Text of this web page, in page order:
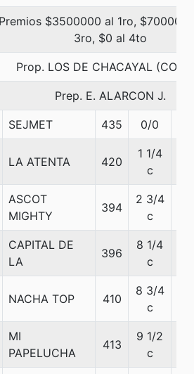
$3500000 al 1ro,
3ro, $0 al 4to
Prop. LOS DE CHACAYAL
Prep. E. ALARCON J.
SEJMET 435 0/0
LA ATENTA 420
1 1/4
c
ASCOT
MIGHTY
394
2 3/4
c
CAPITAL DE
LA
396
8 1/4
c
NACHA TOP 410
8 3/4
c
MI
PAPELUCHA
413
9 1/2
c